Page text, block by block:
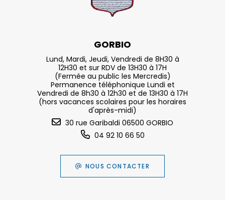
GORBIO
Lund, Mardi, Jeudi, Vendredi de 8H30 à
12H30 et sur RDV de 13H30 à 17H
(Fermée au public les Mercredis)
Permanence téléphonique Lundi et
Vendredi de 8h30 à 12h30 et de 13H30 à 17H
(hors vacances scolaires pour les horaires
d'après-midi)
30 rue Garibaldi 06500 GORBIO
04 92 10 66 50
NOUS CONTACTER